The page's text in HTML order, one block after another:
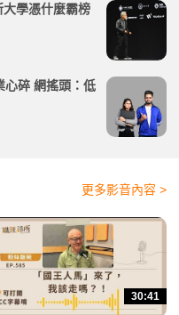
學憑什麼霸榜
心碎 網搖頭：低
更多影音內容 >
30:41